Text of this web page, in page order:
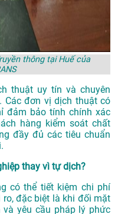
thông tại Huế của
thuật uy tín và chuyên
Các đơn vị dịch thuật có
đảm bảo tính chính xác
hàng kiểm soát chất
đầy đủ các tiêu chuẩn
thay vì tự dịch?
có thể tiết kiệm chi phí
ro, đặc biệt là khi đối mặt
yêu cầu pháp lý phức